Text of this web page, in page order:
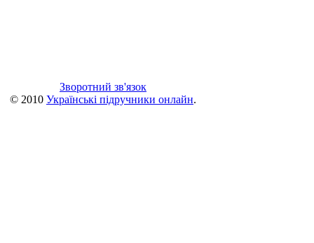
Зворотний зв'язок
© 2010 Українські підручники онлайн.